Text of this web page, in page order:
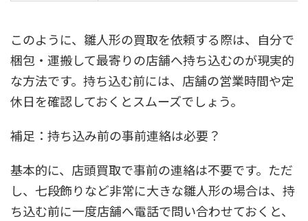
このように、雛人形の買取を依頼する際は、自分で
梱包・運搬して最寄りの店舗へ持ち込むのが現実的
な方法です。持ち込む前には、店舗の営業時間や定
休日を確認しておくとスムーズでしょう。
補足：持ち込み前の事前連絡は必要？
基本的に、店頭買取で事前の連絡は不要です。ただ
し、七段飾りなど非常に大きな雛人形の場合は、持
ち込む前に一度店舗へ電話で問い合わせておくと、